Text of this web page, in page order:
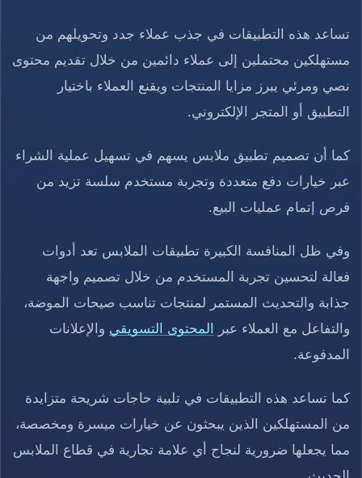
تساعد هذه التطبيقات في جذب عملاء جدد وتحويلهم من
مستهلكين محتملين إلى عملاء دائمين من خلال تقديم محتوى
نصي ومرئي يبرز مزايا المنتجات ويقنع العملاء باختيار
التطبيق أو المتجر الإلكتروني.​
كما أن تصميم تطبيق ملابس يسهم في تسهيل عملية الشراء
عبر خيارات دفع متعددة وتجربة مستخدم سلسة تزيد من
فرص إتمام عمليات البيع.
وفي ظل المنافسة الكبيرة تطبيقات الملابس تعد أدوات
فعالة لتحسين تجربة المستخدم من خلال تصميم واجهة
جذابة والتحديث المستمر لمنتجات تناسب صيحات الموضة،
والتفاعل مع العملاء عبر
المحتوى التسويقي والإعلانات
المدفوعة.
كما تساعد هذه التطبيقات في تلبية حاجات شريحة متزايدة
من المستهلكين الذين يبحثون عن خيارات ميسرة ومخصصة،
مما يجعلها ضرورية لنجاح أي علامة تجارية في قطاع الملابس